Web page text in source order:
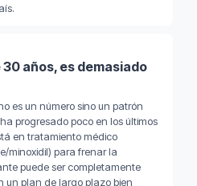
años, es demasiado
es un número sino un patrón
progresado poco en los últimos
en tratamiento médico
minoxidil) para frenar la
puede ser completamente
un plan de largo plazo bien